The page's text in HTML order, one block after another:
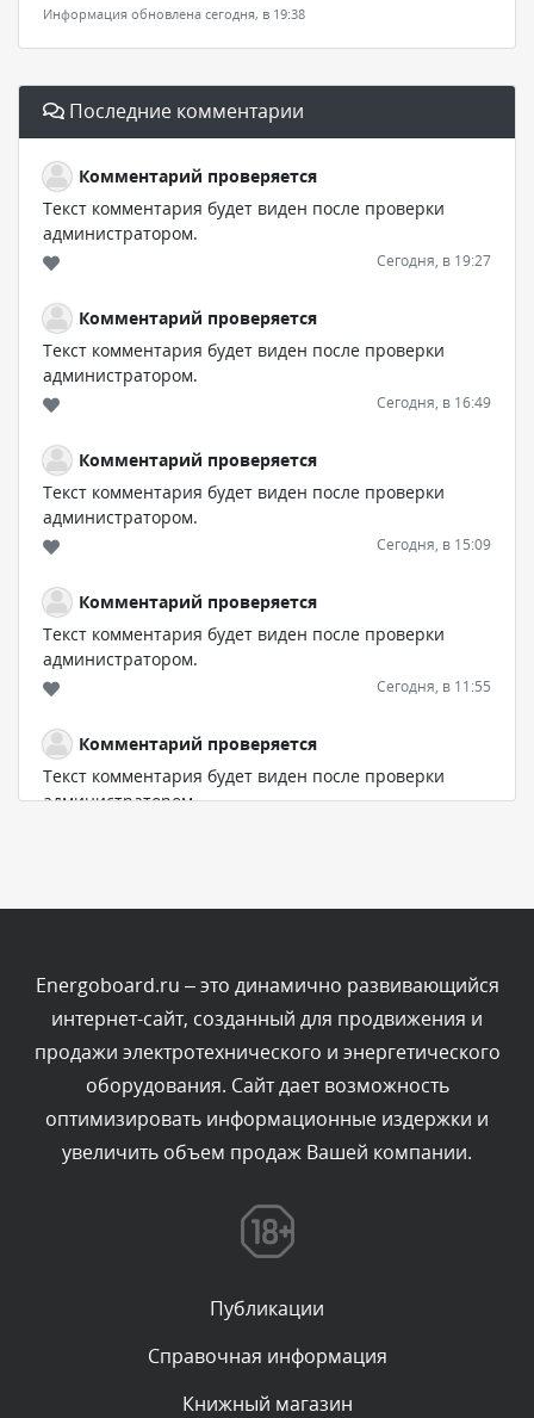
Информация обновлена сегодня, в 19:38
Последние комментарии
Комментарий проверяется
Текст комментария будет виден после проверки
администратором.
Сегодня, в 19:27
Комментарий проверяется
Текст комментария будет виден после проверки
администратором.
Сегодня, в 16:49
Комментарий проверяется
Текст комментария будет виден после проверки
администратором.
Сегодня, в 15:09
Комментарий проверяется
Текст комментария будет виден после проверки
администратором.
Сегодня, в 11:55
Комментарий проверяется
Текст комментария будет виден после проверки
администратором.
Комментарий проверяется
Текст комментария будет виден после проверки
администратором.
Сегодня, в 11:20
Комментарий проверяется
Текст комментария будет виден после проверки
Комментарий проверяется
Текст комментария будет виден после проверки
администратором.
Energoboard.ru – это динамично развивающийся
интернет-сайт, созданный для продвижения и
продажи электротехнического и энергетического
оборудования. Сайт дает возможность
оптимизировать информационные издержки и
увеличить объем продаж Вашей компании.
Публикации
Справочная информация
Книжный магазин